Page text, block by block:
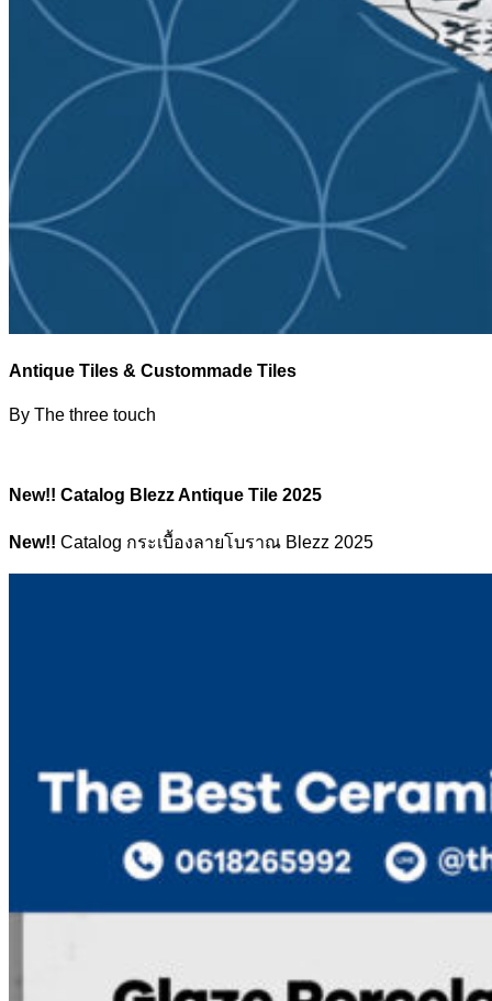
Antique Tiles & Custommade Tiles
By The three touch
New!! Catalog Blezz Antique Tile 2025
New!! Catalog กระเบื้องลายโบราณ Blezz 2025